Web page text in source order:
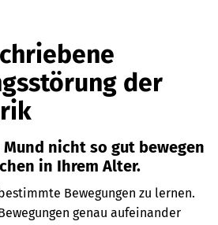
der
nicht so gut bewegen
in Ihrem Alter.
Bewegungen zu lernen.
genau aufeinander